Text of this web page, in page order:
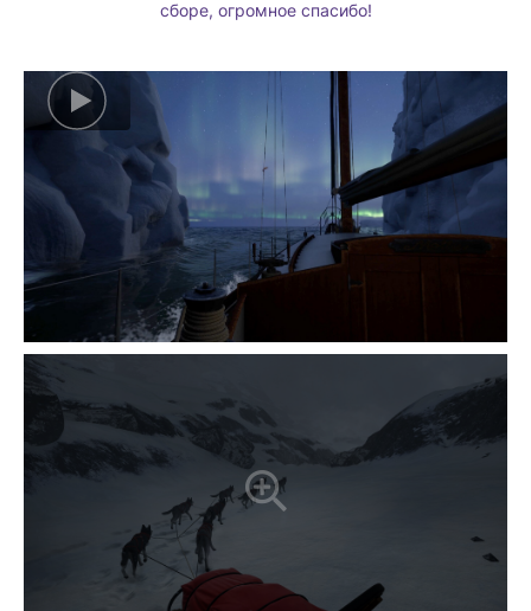
сборе, огромное спасибо!